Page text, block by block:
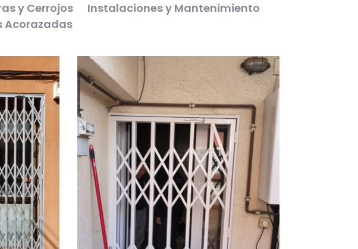
y Cerrojos
Instalaciones y Mantenimiento
Acorazadas